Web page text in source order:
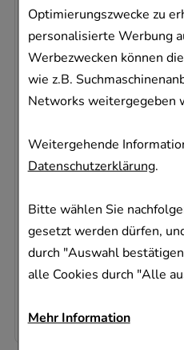
Optimierungszwecke zu
personalisierte Werbung
Werbezwecken können
wie z.B.
Networks weitergegeben
Weitergehende
Datenschutzerklärung.
Bitte wählen Sie
gesetzt werden dürfen,
durch "Auswahl
alle Cookies durch "Alle
Mehr Information
Haleon
Sofort
3,38 €¹
AVP: 5,20 €²